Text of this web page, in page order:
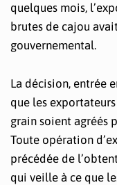
quelques mois,
brutes de cajou
gouvernemental.
La décision, entrée
que les
grain soient agréés
Toute opération
précédée de
qui veille à ce que